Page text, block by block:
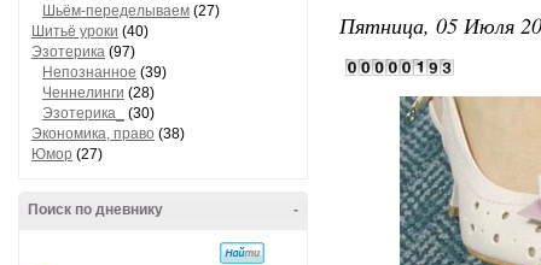
Шьём-переделываем (27)
Шитьё уроки (40)
Эзотерика (97)
Непознанное (39)
Ченнелинги (28)
Эзотерика_
(30)
Экономика, право (38)
Юмор (27)
-
Поиск по дневнику
Пятница, 05 Июля